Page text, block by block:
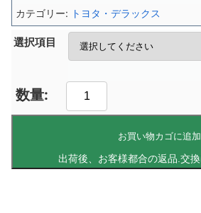
選択項目
お買い物カゴに追加
カテゴリー: トヨタ・デラックス